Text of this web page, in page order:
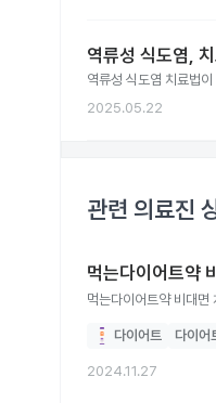
역류성 식도염,
역류성 식도염 치료법
2025.05.22
관련 의료진
먹는다이어트약
먹는다이어트약 비대면
다이어트 다이어
2024.11.27